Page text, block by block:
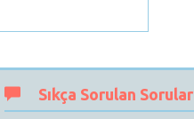
Sıkça Sorulan Sorular